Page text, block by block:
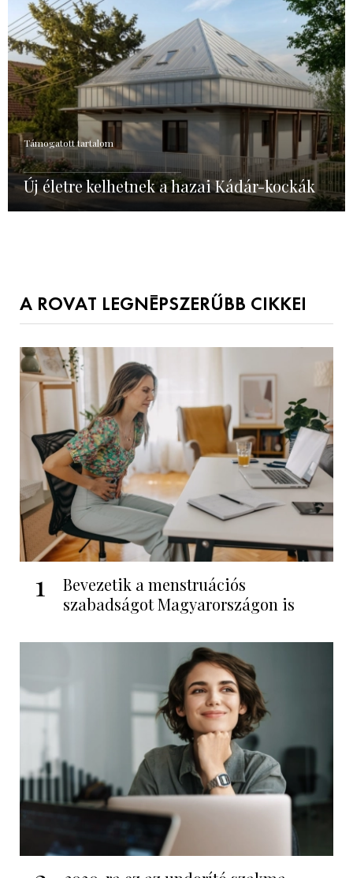
Támogatott tartalom
Új életre kelhetnek a hazai Kádár-kockák
A ROVAT LEGNÉPSZERŰBB CIKKEI
1
Bevezetik a menstruációs
szabadságot Magyarországon is